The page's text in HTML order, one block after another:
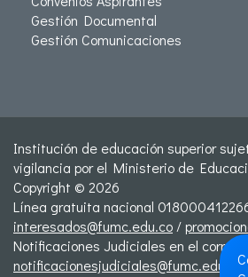
Gestión Documental
Gestión Comunicaciones
Institución de educación superior
vigilancia por el Ministerio de
Copyright © 2026
Línea gratuita nacional
interesados@fumc.edu.co/
Notificaciones Judiciales en el correo:
notificacionesjudiciales@fumc.edu.co